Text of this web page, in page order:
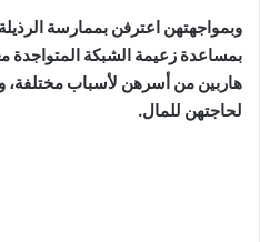
وبمواجهتهن اعترفن بممارسة
بمساعدة زعيمة الشبكة المتواجدة
هاربين من أسرهن لأسباب مختلفة،
لحاجتهن للمال.